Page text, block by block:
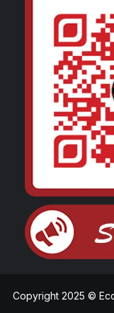
Copyright 2025 ©